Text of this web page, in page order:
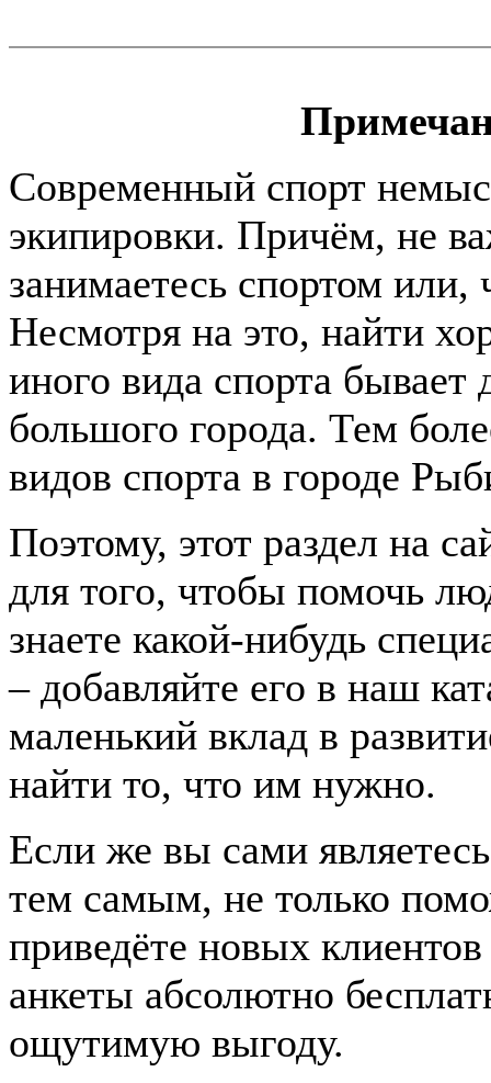
Современный спорт
экипировки. Причём, не
занимаетесь спортом или,
Несмотря на это, найти
иного вида спорта
большого города. Тем
видов спорта в городе
Поэтому, этот раздел на
для того, чтобы помочь
знаете какой-нибудь
– добавляйте его в наш
маленький вклад в
найти то, что им нужно.
Если же вы сами
тем самым, не только
приведёте новых
анкеты абсолютно
ощутимую выгоду.